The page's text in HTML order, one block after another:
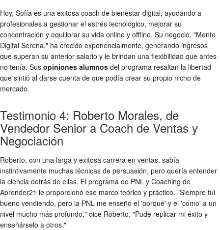
Hoy, Sofía es una exitosa coach de bienestar digital, ayudando a
profesionales a gestionar el estrés tecnológico, mejorar su
concentración y equilibrar su vida online y offline. Su negocio, "Mente
Digital Serena," ha crecido exponencialmente, generando ingresos
que superan su anterior salario y le brindan una flexibilidad que antes
no tenía. Sus opiniones alumnos del programa resaltan la libertad
que sintió al darse cuenta de que podía crear su propio nicho de
mercado.
Testimonio 4: Roberto Morales, de
Vendedor Senior a Coach de Ventas y
Negociación
Roberto, con una larga y exitosa carrera en ventas, sabía
instintivamente muchas técnicas de persuasión, pero quería entender
la ciencia detrás de ellas. El programa de PNL y Coaching de
Aprender21 le proporcionó ese marco teórico y práctico. "Siempre fui
bueno vendiendo, pero la PNL me enseñó el 'porqué' y el 'cómo' a un
nivel mucho más profundo," dice Roberto. "Pude replicar mi éxito y
enseñárselo a otros."